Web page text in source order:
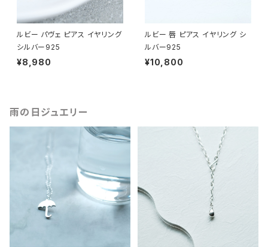
ルビー パヴェ ピアス イヤリング
シルバー925
¥8,980
ルビー 唇 ピアス イヤリング シ
ルバー925
¥10,800
雨の日ジュエリー